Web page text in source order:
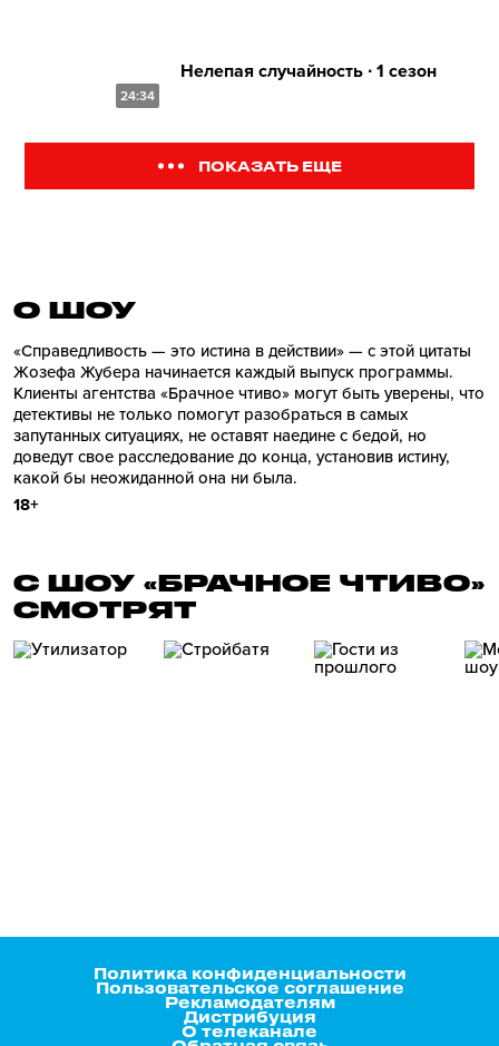
24:34
Нелепая случайность ∙ 1 сезон
ПОКАЗАТЬ ЕЩЕ
О ШОУ
«Справедливость — это истина в действии» — с этой цитаты
Жозефа Жубера начинается каждый выпуск программы.
Клиенты агентства «Брачное чтиво» могут быть уверены, что
детективы не только помогут разобраться в самых
запутанных ситуациях, не оставят наедине с бедой, но
доведут свое расследование до конца, установив истину,
какой бы неожиданной она ни была.
18+
С ШОУ «БРАЧНОЕ ЧТИВО»
СМОТРЯТ
Политика конфиденциальности
Пользовательское соглашение
Рекламодателям
Дистрибуция
О телеканале